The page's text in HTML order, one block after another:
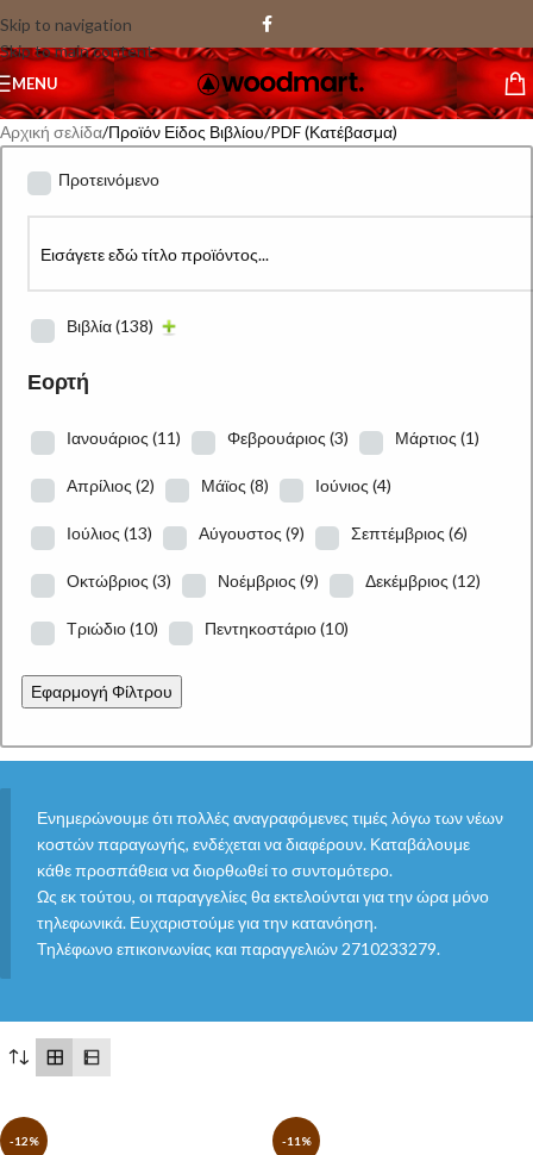
Skip to navigation
Skip to main content
MENU
Αρχική σελίδα Προϊόν Είδος Βιβλίου PDF (Κατέβασμα)
Προτεινόμενο
Βιβλία(138)
Εορτή
Ιανουάριος (11) Φεβρουάριος (3) Μάρτιος (1)
Απρίλιος (2) Μάϊος (8) Ιούνιος (4)
Ιούλιος (13) Αύγουστος (9) Σεπτέμβριος (6)
Οκτώβριος (3) Νοέμβριος (9) Δεκέμβριος (12)
Τριώδιο(10) Πεντηκοστάριο(10)
Εφαρμογή Φίλτρου
Ενημερώνουμε ότι πολλές αναγραφόμενες τιμές λόγω των νέων
κοστών παραγωγής, ενδέχεται να διαφέρουν. Καταβάλουμε
κάθε προσπάθεια να διορθωθεί το συντομότερο.
Ως εκ τούτου, οι παραγγελίες θα εκτελούνται για την ώρα μόνο
τηλεφωνικά. Ευχαριστούμε για την κατανόηση.
Τηλέφωνο επικοινωνίας και παραγγελιών 2710233279.
-12% -11%